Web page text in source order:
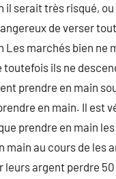
il serait très risqué,
de verser
Les marchés bien ne
toutefois ils ne
prendre en main
en main. Il est
prendre en main
main au cours de les
leurs argent perdre 50